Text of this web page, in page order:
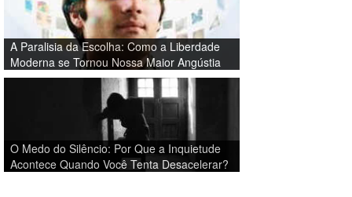
A Paralisia da Escolha: Como a Liberdade
Moderna se Tornou Nossa Maior Angústia
O Medo do Silêncio: Por Que a Inquietude
Acontece Quando Você Tenta Desacelerar?